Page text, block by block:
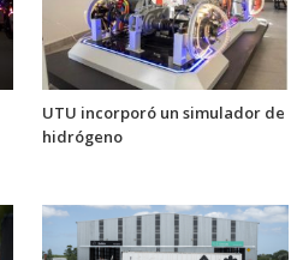
UTU incorporó un simulador de
hidrógeno